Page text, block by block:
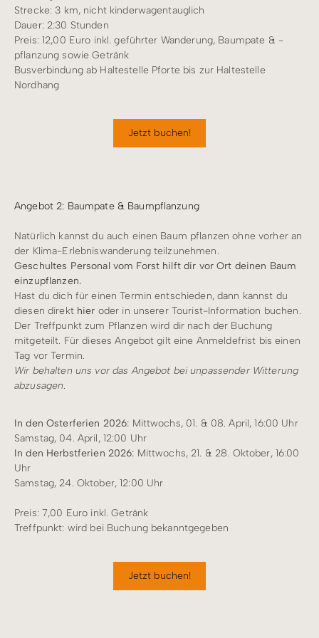
Strecke: 3 km, nicht kinderwagentauglich
Dauer: 2:30 Stunden
Preis: 12,00 Euro inkl. geführter Wanderung, Baumpate & -
pflanzung sowie Getränk
Busverbindung ab Haltestelle Pforte bis zur Haltestelle
Nordhang
Jetzt buchen!
Angebot 2: Baumpate & Baumpflanzung
Natürlich kannst du auch einen Baum pflanzen ohne vorher an
der Klima-Erlebniswanderung teilzunehmen.
Geschultes Personal vom Forst hilft dir vor Ort deinen Baum
einzupflanzen.
Hast du dich für einen Termin entschieden, dann kannst du
diesen direkt hier oder in unserer Tourist-Information buchen.
Der Treffpunkt zum Pflanzen wird dir nach der Buchung
mitgeteilt. Für dieses Angebot gilt eine Anmeldefrist bis einen
Tag vor Termin.
Wir behalten uns vor das Angebot bei unpassender Witterung
abzusagen.
In den Osterferien 2026: Mittwochs, 01. & 08. April, 16:00 Uhr
Samstag, 04. April, 12:00 Uhr
In den Herbstferien 2026: Mittwochs, 21. & 28. Oktober, 16:00
Uhr
Samstag, 24. Oktober, 12:00 Uhr
Preis: 7,00 Euro inkl. Getränk
Treffpunkt: wird bei Buchung bekanntgegeben
Jetzt buchen!